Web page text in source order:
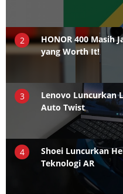
2
HONOR 400 Masih
yang Worth It!
3
Lenovo Luncurkan
Auto Twist
4
Shoei Luncurkan
Teknologi AR